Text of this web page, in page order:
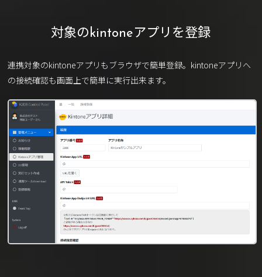
対象のkintoneアプリを登録
連携対象のkintoneアプリもブラウザで簡単登録。kintoneアプリへ
の接続確認も画面上で簡単に実行出来ます。